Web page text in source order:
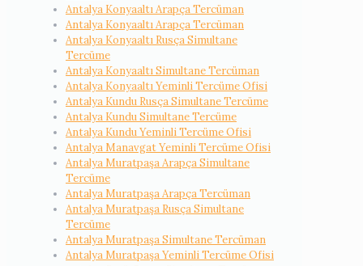
Antalya Konyaaltı Arapça Tercüman
Antalya Konyaaltı Arapça Tercüman
Antalya Konyaaltı Rusça Simultane
Tercüme
Antalya Konyaaltı Simultane Tercüman
Antalya Konyaaltı Yeminli Tercüme Ofisi
Antalya Kundu Rusça Simultane Tercüme
Antalya Kundu Simultane Tercüme
Antalya Kundu Yeminli Tercüme Ofisi
Antalya Manavgat Yeminli Tercüme Ofisi
Antalya Muratpaşa Arapça Simultane
Tercüme
Antalya Muratpaşa Arapça Tercüman
Antalya Muratpaşa Rusça Simultane
Tercüme
Antalya Muratpaşa Simultane Tercüman
Antalya Muratpaşa Yeminli Tercüme Ofisi